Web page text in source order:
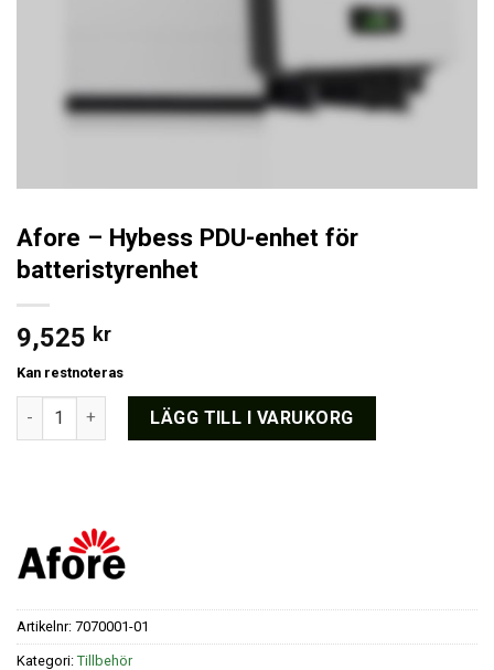
Afore – Hybess PDU-enhet för
batteristyrenhet
9,525 kr
Kan restnoteras
Afore - Hybess PDU-enhet för batteristyrenhet mängd
LÄGG TILL I VARUKORG
Artikelnr: 7070001-01
Kategori: Tillbehör